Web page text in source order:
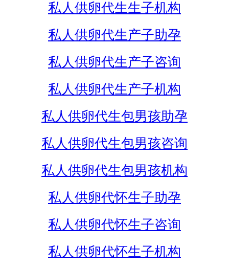
私人供卵代生生子机构
私人供卵代生产子助孕
私人供卵代生产子咨询
私人供卵代生产子机构
私人供卵代生包男孩助孕
私人供卵代生包男孩咨询
私人供卵代生包男孩机构
私人供卵代怀生子助孕
私人供卵代怀生子咨询
私人供卵代怀生子机构